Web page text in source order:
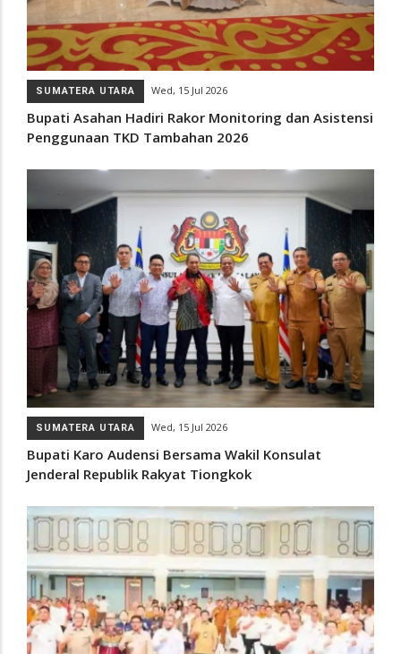
SUMATERA UTARA Wed, 15 Jul 2026
Bupati Asahan Hadiri Rakor Monitoring dan Asistensi
Penggunaan TKD Tambahan 2026
SUMATERA UTARA Wed, 15 Jul 2026
Bupati Karo Audensi Bersama Wakil Konsulat
Jenderal Republik Rakyat Tiongkok